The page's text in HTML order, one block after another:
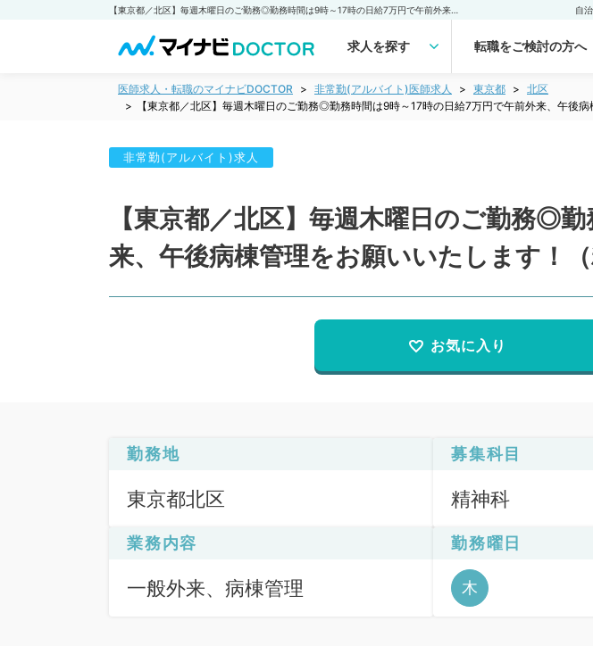
自
求人を探す 転職をご検討の方へ
医師求人・転職のマイナビDOCTOR 非常勤(アルバイト)医師求人 東京都
北区
【東京都／北区】毎週木曜日のご勤務◎勤務時間は9時～17時の日給7万円で午前外来、午後
非常勤(アルバイト)求人
【東京都／北区】毎週木曜日のご勤務◎
来、午後病棟管理をお願いいたします！（
お気に入り
勤務地
東京都北区
募集科目
精神科
業務内容
一般外来、病棟管理
勤務曜日
木